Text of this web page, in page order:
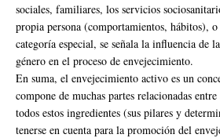
sociales, familiares, los servicios
propia persona (comportamientos, hábitos),
categoría especial, se señala la influencia de
género en el proceso de envejecimiento.
En suma, el envejecimiento activo es un
compone de muchas partes relacionadas
todos estos ingredientes (sus pilares y
tenerse en cuenta para la promoción del